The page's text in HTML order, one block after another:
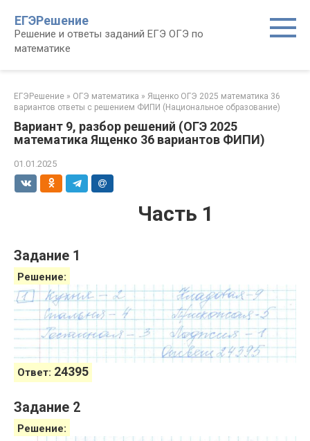
контенту
ЕГЭРешение
Решение и ответы заданий ЕГЭ ОГЭ по
математике
ЕГЭРешение » ОГЭ математика » Ященко ОГЭ 2025 математика 36
вариантов ответы с решением ФИПИ (Национальное образование)
Вариант 9, разбор решений (ОГЭ 2025
математика Ященко 36 вариантов ФИПИ)
01.01.2025
Часть 1
Задание 1
Решение:
Ответ: 24395
Задание 2
Решение: